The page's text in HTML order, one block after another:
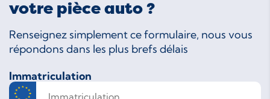
votre pièce auto ?
Renseignez simplement ce formulaire, nous vous
répondons dans les plus brefs délais
Immatriculation